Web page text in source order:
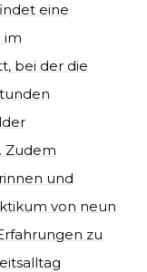
eine
im
bei der die
Zudem
und
von neun
zu